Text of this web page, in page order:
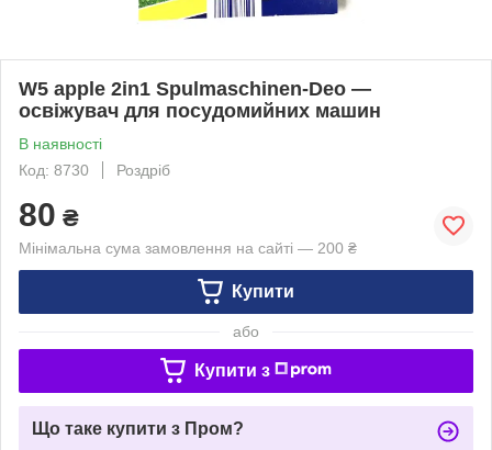
W5 apple 2in1 Spulmaschinen-Deo —
освіжувач для посудомийних машин
В наявності
Код: 8730
Роздріб
80 ₴
Мінімальна сума замовлення на сайті — 200 ₴
Купити
або
Купити з
Що таке купити з Пром?